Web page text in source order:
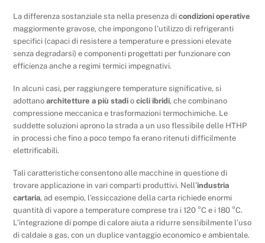
La differenza sostanziale sta nella presenza dicondizioni operative
maggiormente gravose, che impongono l’utilizzo di refrigeranti
specifici (capaci di resistere a temperature e pressioni elevate
senza degradarsi) e componenti progettati per funzionare con
efficienza anche a regimi termici impegnativi.
In alcuni casi, per raggiungere temperature significative, si
adottanoarchitetture a più stadio cicli ibridi, che combinano
compressione meccanica e trasformazioni termochimiche. Le
suddette soluzioni aprono la strada a un uso flessibile delle HTHP
in processi che fino a poco tempo fa erano ritenuti difficilmente
elettrificabili.
Tali caratteristiche consentono alle macchine in questione di
trovare applicazione in vari comparti produttivi. Nell’industria
cartaria, ad esempio, l’essiccazione della carta richiede enormi
quantità di vapore a temperature comprese tra i 120 °C e i 180 °C.
L’integrazione di pompe di calore aiuta a ridurre sensibilmente l’uso
di caldaie a gas, con un duplice vantaggio economico e ambientale.